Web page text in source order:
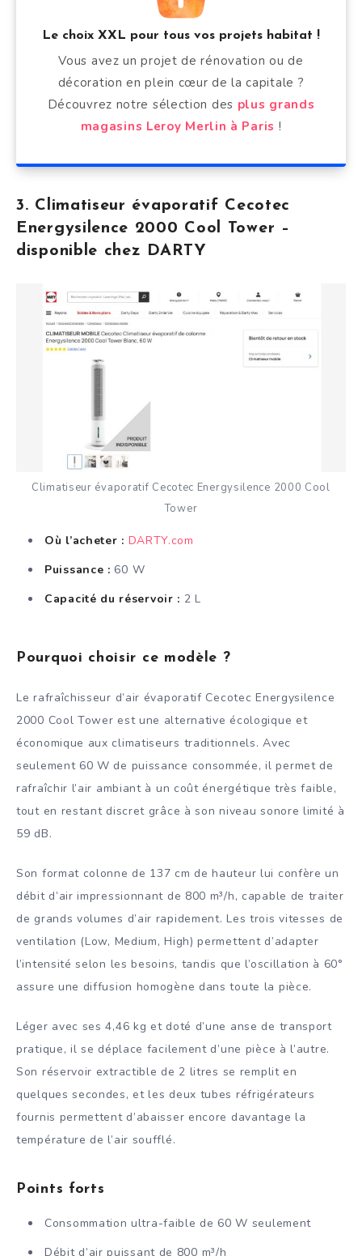
Le choix XXL pour tous vos projets habitat !
Vous avez un projet de rénovation ou de
décoration en plein cœur de la capitale ?
Découvrez notre sélection des plus grands
magasins Leroy Merlin à Paris !
3. Climatiseur évaporatif Cecotec
Energysilence 2000 Cool Tower –
disponible chez DARTY
Climatiseur évaporatif Cecotec Energysilence 2000 Cool
Tower
Où l’acheter : DARTY.com
Puissance : 60 W
Capacité du réservoir : 2 L
Pourquoi choisir ce modèle ?
Le rafraîchisseur d’air évaporatif Cecotec Energysilence
2000 Cool Tower est une alternative écologique et
économique aux climatiseurs traditionnels. Avec
seulement 60 W de puissance consommée, il permet de
rafraîchir l’air ambiant à un coût énergétique très faible,
tout en restant discret grâce à son niveau sonore limité à
59 dB.
Son format colonne de 137 cm de hauteur lui confère un
débit d’air impressionnant de 800 m³/h, capable de traiter
de grands volumes d’air rapidement. Les trois vitesses de
ventilation (Low, Medium, High) permettent d’adapter
l’intensité selon les besoins, tandis que l’oscillation à 60°
assure une diffusion homogène dans toute la pièce.
Léger avec ses 4,46 kg et doté d’une anse de transport
pratique, il se déplace facilement d’une pièce à l’autre.
Son réservoir extractible de 2 litres se remplit en
quelques secondes, et les deux tubes réfrigérateurs
fournis permettent d’abaisser encore davantage la
température de l’air soufflé.
Points forts
Consommation ultra-faible de 60 W seulement
Débit d’air puissant de 800 m³/h